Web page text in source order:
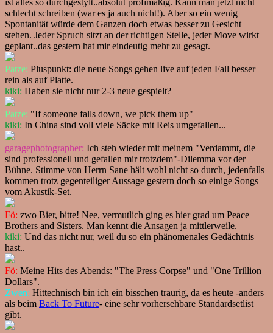
schlecht schreiben (war es ja auch nicht!). Aber so ein wenig
Spontanität würde dem Ganzen doch etwas besser zu Gesicht
stehen. Jeder Spruch sitzt an der richtigen Stelle, jeder Move wirkt
geplant..das gestern hat mir eindeutig mehr zu gesagt.
Patze: Pluspunkt: die neue Songs gehen live auf jeden Fall besser
rein als auf Platte.
kiki: Haben sie nicht nur 2-3 neue gespielt?
Patze: "If someone falls down, we pick them up"
kiki: In China sind voll viele Säcke mit Reis umgefallen...
garagephotographer: Ich steh wieder mit meinem "Verdammt, die
sind professionell und gefallen mir trotzdem"-Dilemma vor der
Bühne. Stimme von Herrn Sane hält wohl nicht so durch, jedenfalls
kommen trotz gegenteiliger Aussage gestern doch so einige Songs
vom Akustik-Set.
Fö: zwo Bier, bitte! Nee, vermutlich ging es hier grad um Peace
Brothers and Sisters. Man kennt die Ansagen ja mittlerweile.
kiki: Und das nicht nur, weil du so ein phänomenales Gedächtnis
hast..
Fö: Meine Hits des Abends: "The Press Corpse" und "One Trillion
Dollars".
Zwen: Hittechnisch bin ich ein bisschen traurig, da es heute -anders
als beim Back To Future- eine sehr vorhersehbare Standardsetlist
gibt.